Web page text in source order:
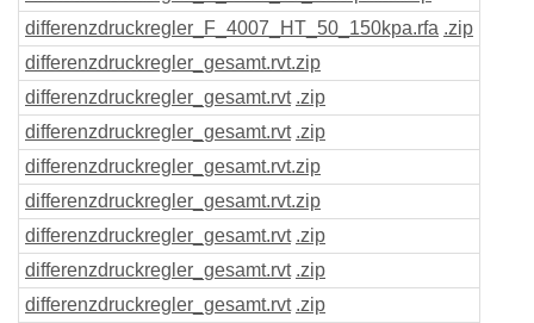
differenzdruckregler_F_4007_HT_50_150kpa.rfa .zip
differenzdruckregler_gesamt.rvt.zip
differenzdruckregler_gesamt.rvt .zip
differenzdruckregler_gesamt.rvt .zip
differenzdruckregler_gesamt.rvt.zip
differenzdruckregler_gesamt.rvt.zip
differenzdruckregler_gesamt.rvt .zip
differenzdruckregler_gesamt.rvt .zip
differenzdruckregler_gesamt.rvt .zip